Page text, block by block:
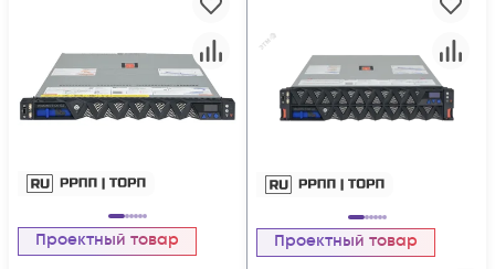
Проектный товар Проектный товар